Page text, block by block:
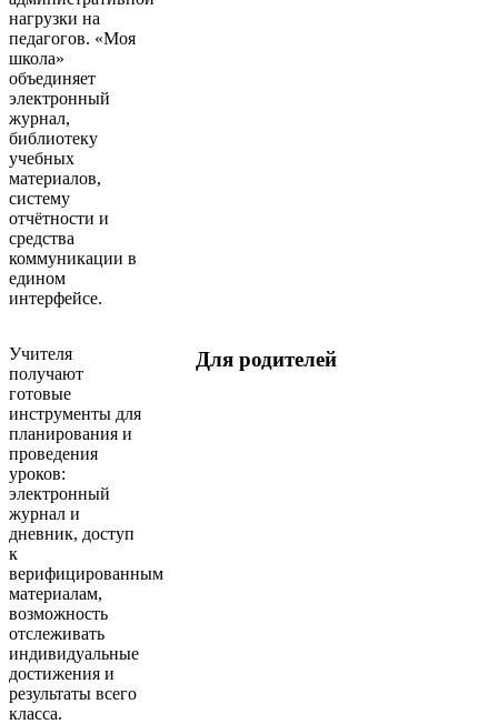
нагрузки на
педагогов. «Моя
школа»
объединяет
электронный
журнал,
библиотеку
учебных
материалов,
систему
отчётности и
средства
коммуникации в
едином
интерфейсе.
Учителя
получают
готовые
инструменты для
планирования и
проведения
уроков:
электронный
журнал и
дневник, доступ
к
верифицированным
материалам,
возможность
отслеживать
индивидуальные
достижения и
результаты всего
класса.
Для родителей